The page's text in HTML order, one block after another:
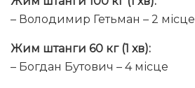
– Володимир Гетьман – 2 місце
Жим штанги 60 кг (1 хв):
– Богдан Бутович – 4 місце